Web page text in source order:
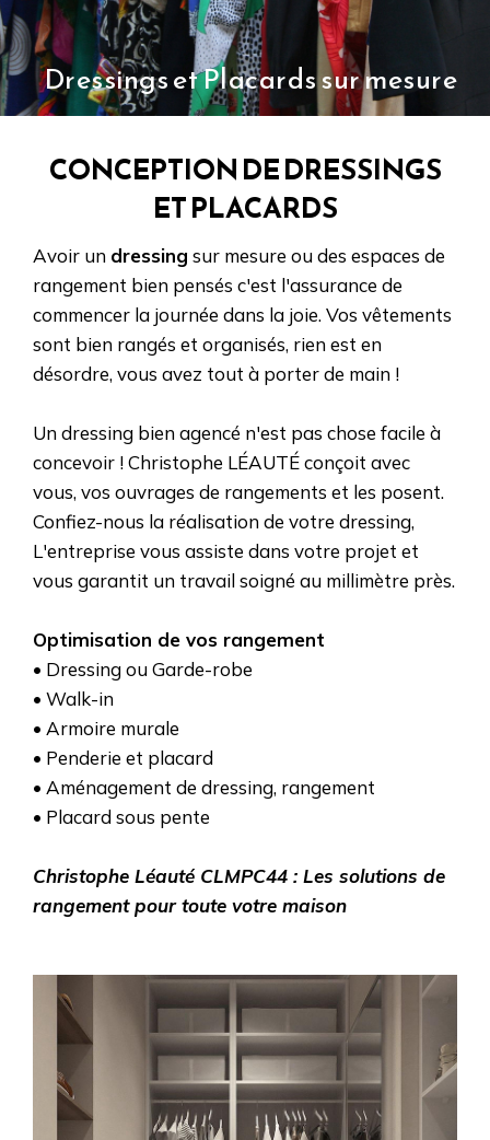
Dressings et Placards sur mesure
CONCEPTION DE DRESSINGS
ET PLACARDS
Avoir un dressing sur mesure ou des espaces de
rangement bien pensés c'est l'assurance de
commencer la journée dans la joie. Vos vêtements
sont bien rangés et organisés, rien est en
désordre, vous avez tout à porter de main !
Un dressing bien agencé n'est pas chose facile à
concevoir ! Christophe LÉAUTÉ conçoit avec
vous, vos ouvrages de rangements et les posent.
Confiez-nous la réalisation de votre dressing,
L'entreprise vous assiste dans votre projet et
vous garantit un travail soigné au millimètre près.
Optimisation de vos rangement
• Dressing ou Garde-robe
• Walk-in
• Armoire murale
• Penderie et placard
• Aménagement de dressing, rangement
• Placard sous pente
Christophe Léauté CLMPC44 : Les solutions de
rangement pour toute votre maison